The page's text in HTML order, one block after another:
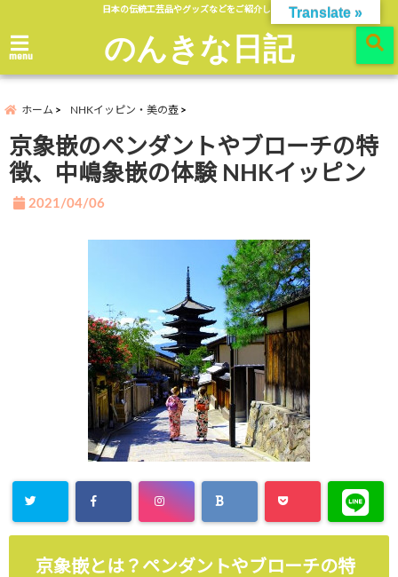
日本の伝統工芸品やグッズなどをご紹介します。
menu のんきな日記
ホーム NHKイッピン・美の壺
京象嵌のペンダントやブローチの特
徴、中嶋象嵌の体験 NHKイッピン
2021/04/06
京象嵌とは？ペンダントやブローチの特
Translate »